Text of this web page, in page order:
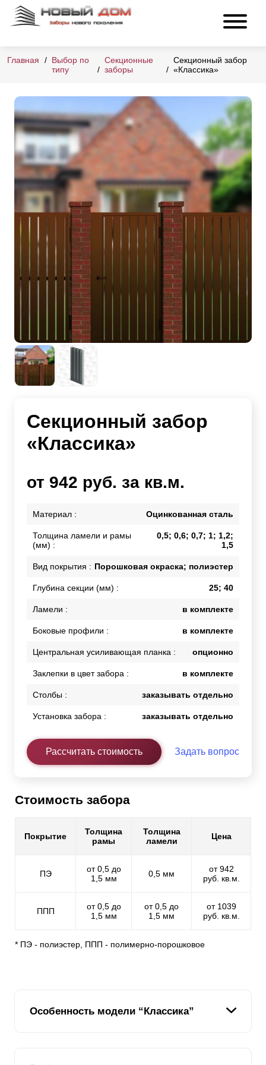
Главная
Выбор по
типу
Секционные
заборы
Секционный забор
«Классика»
Секционный забор
«Классика»
от 942 руб. за кв.м.
Материал : Оцинкованная сталь
Толщина ламели и рамы
(мм) :
0,5; 0,6; 0,7; 1; 1,2;
1,5
Вид покрытия : Порошковая окраска; полиэстер
Глубина секции (мм) : 25; 40
Ламели : в комплекте
Боковые профили : в комплекте
Центральная усиливающая планка : опционно
Заклепки в цвет забора : в комплекте
Столбы : заказывать отдельно
Установка забора : заказывать отдельно
Рассчитать стоимость Задать вопрос
Стоимость забора
Покрытие
Толщина
рамы
Толщина
ламели
Цена
ПЭ
от 0,5 до
1,5 мм
0,5 мм
от 942
руб. кв.м.
ППП
от 0,5 до
1,5 мм
от 0,5 до
1,5 мм
от 1039
руб. кв.м.
* ПЭ - полиэстер, ППП - полимерно-порошковое
Особенность модели “Классика”